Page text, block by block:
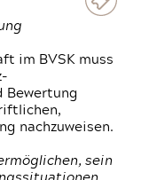
im BVSK muss
Bewertung
nachzuweisen.
sein